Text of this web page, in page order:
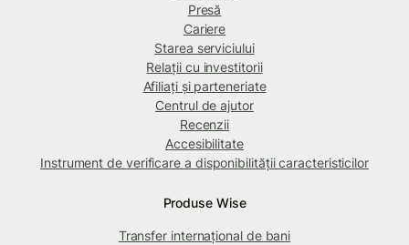
Presă
Cariere
Starea serviciului
Relații cu investitorii
Afiliați și parteneriate
Centrul de ajutor
Recenzii
Accesibilitate
Instrument de verificare a disponibilității caracteristicilor
Produse Wise
Transfer internațional de bani